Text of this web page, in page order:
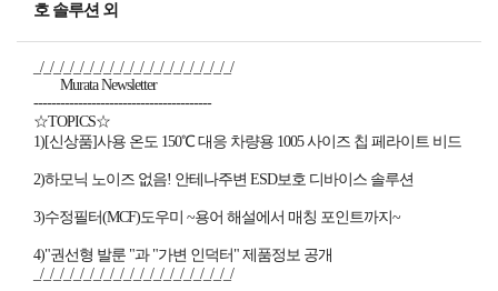
호 솔루션 외
_/_/_/_/_/_/_/_/_/_/_/_/_/_/_/_/_/_/_/_/
Murata Newsletter
----------------------------------------
☆TOPICS☆
1)[신상품]사용 온도 150℃ 대응 차량용 1005 사이즈 칩 페라이트 비드
2)하모닉 노이즈 없음! 안테나주변 ESD보호 디바이스 솔루션
3)수정필터(MCF)도우미 ~용어 해설에서 매칭 포인트까지~
4)"권선형 발룬 "과 "가변 인덕터" 제품정보 공개
_/_/_/_/_/_/_/_/_/_/_/_/_/_/_/_/_/_/_/_/